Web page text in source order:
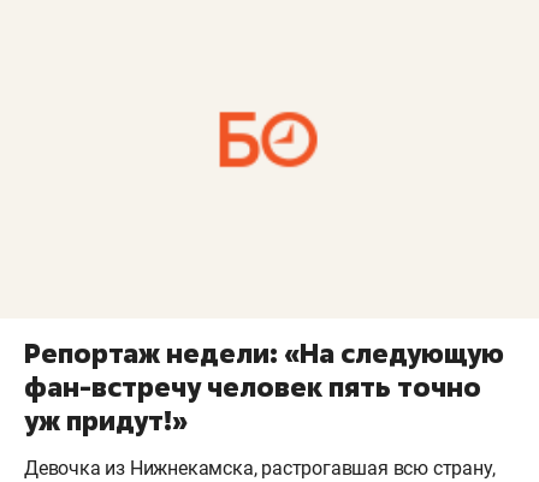
Репортаж недели: «На следующую
фан-встречу человек пять точно
уж придут!»
Девочка из Нижнекамска, растрогавшая всю страну,